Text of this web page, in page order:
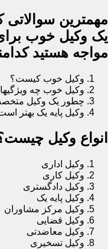
مهمترین سوالاتی
یک وکیل خوب
مواجه هستید
وکیل خوب کیست؟
وکیل خوب چه
چطور یک وکیل
وکیل پایه یک بهتر
انواع وکیل
وکیل اداری
وکیل کاری
وکیل دادگستری
وکیل پایه یک
وکیل مرکز مشاوران
وکیل قضایی
وکیل معاضدتی
وکیل تسخیری